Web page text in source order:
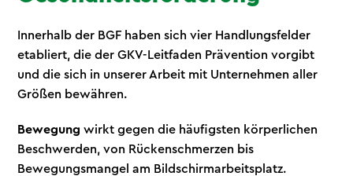
Innerhalb der BGF haben sich vier Handlungsfelder
etabliert, die der GKV-Leitfaden Prävention vorgibt
und die sich in unserer Arbeit mit Unternehmen aller
Größen bewähren.
Bewegung wirkt gegen die häufigsten körperlichen
Beschwerden, von Rückenschmerzen bis
Bewegungsmangel am Bildschirmarbeitsplatz.